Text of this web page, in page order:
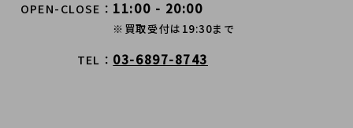
OPEN-CLOSE 11:00 - 20:00
※買取受付は19:30まで
TEL 03-6897-8743